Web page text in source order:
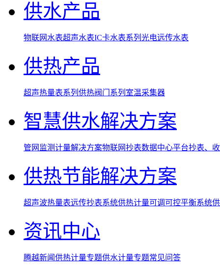
供水产品
物联网水表超声水表IC卡水表系列 光电远传水表
供热产品
超声热量表系列 供热阀门系列 室温采集器
智慧供水解决方案
管网监测计量解决方案物联网抄表数据中心平台抄表、
供热节能解决方案
超声波热量表远传抄表系统供热计量可调可控平衡系统
资讯中心
腾越新闻供热计量专题供水计量专题常见问答